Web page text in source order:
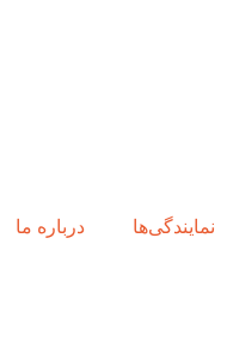
نمایندگی‌ها درباره ما